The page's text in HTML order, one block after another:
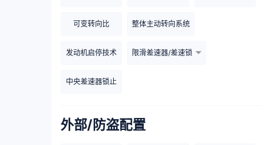
可变转向比 整体主动转向系统
发动机启停技术 限滑差速器/差速锁
中央差速器锁止
外部/防盗配置